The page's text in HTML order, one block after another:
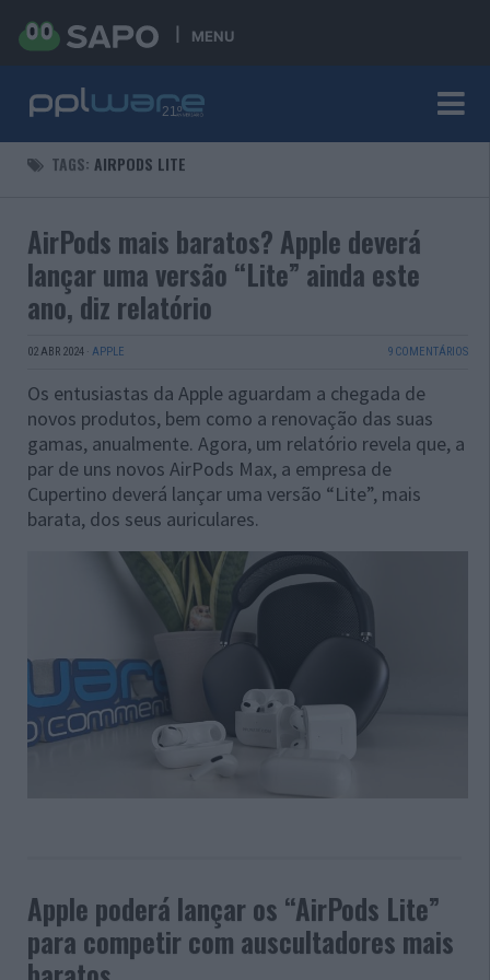
MENU
TAGS: AIRPODS LITE
AirPods mais baratos? Apple deverá
lançar uma versão “Lite” ainda este
ano, diz relatório
02 ABR 2024 · APPLE 9 COMENTÁRIOS
Os entusiastas da Apple aguardam a chegada de
novos produtos, bem como a renovação das suas
gamas, anualmente. Agora, um relatório revela que, a
par de uns novos AirPods Max, a empresa de
Cupertino deverá lançar uma versão “Lite”, mais
barata, dos seus auriculares.
Apple poderá lançar os “AirPods Lite”
para competir com auscultadores mais